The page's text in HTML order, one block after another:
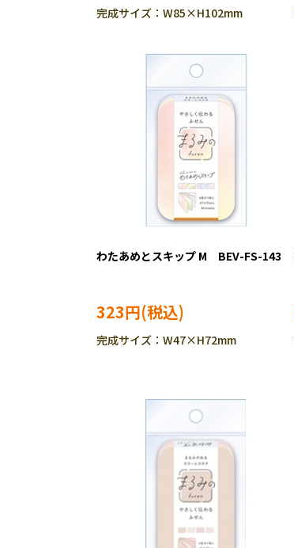
完成サイズ：W85×H102mm
わたあめとスキップ M BEV-FS-143
323円
完成サイズ：W47×H72mm